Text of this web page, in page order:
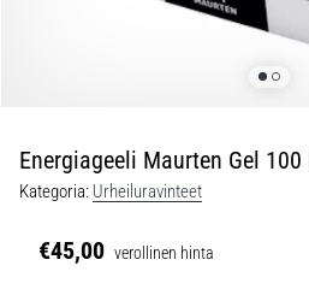
oireyhtymä
(ITBS),
on
yleinen
Energiageeli Maurten Gel
Kategoria: Urheiluravinteet
€45,00 verollinen hinta